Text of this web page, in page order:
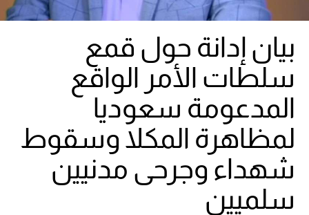
بيان إدانة حول قمع
سلطات الأمر الواقع
المدعومة سعوديا
لمظاهرة المكلا وسقوط
شهداء وجرحى مدنيين
سلميين